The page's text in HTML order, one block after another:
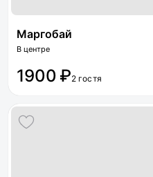
Маргобай
В центре
1900 ₽2 гостя